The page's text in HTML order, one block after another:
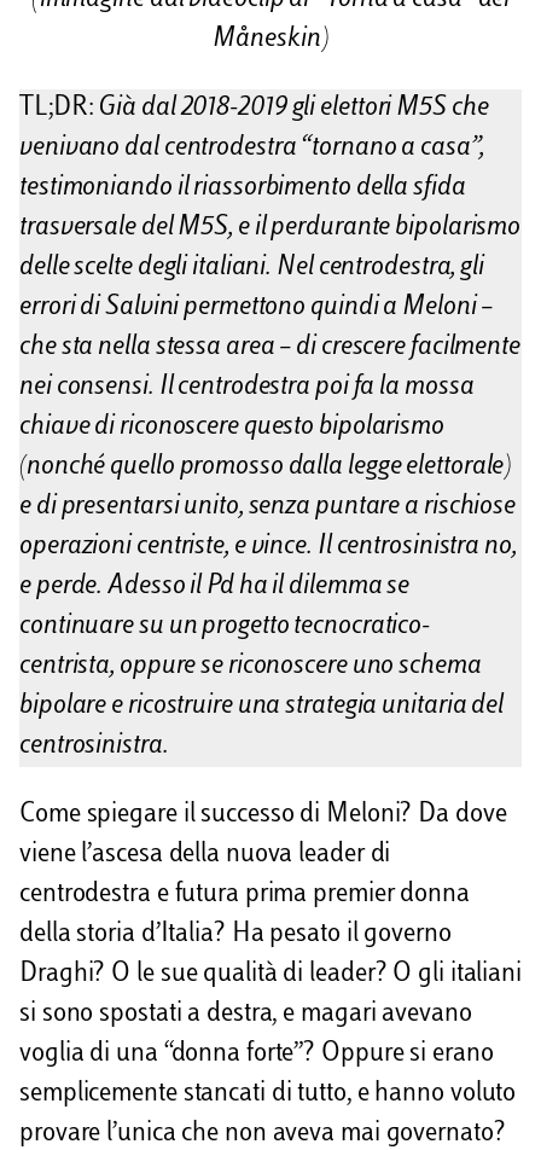
d
i
Måneskin)
TL;DR: Già dal 2018-2019 gli elettori M5S che
venivano dal centrodestra “tornano a casa”,
testimoniando il riassorbimento della sfida
trasversale del M5S, e il perdurante bipolarismo
delle scelte degli italiani. Nel centrodestra, gli
errori di Salvini permettono quindi a Meloni –
che sta nella stessa area – di crescere facilmente
nei consensi. Il centrodestra poi fa la mossa
chiave di riconoscere questo bipolarismo
(nonché quello promosso dalla legge elettorale)
e di presentarsi unito, senza puntare a rischiose
operazioni centriste, e vince. Il centrosinistra no,
e perde. Adesso il Pd ha il dilemma se
continuare su un progetto tecnocratico-
centrista, oppure se riconoscere uno schema
bipolare e ricostruire una strategia unitaria del
centrosinistra.
Come spiegare il successo di Meloni? Da dove
viene l’ascesa della nuova leader di
centrodestra e futura prima premier donna
della storia d’Italia? Ha pesato il governo
Draghi? O le sue qualità di leader? O gli italiani
si sono spostati a destra, e magari avevano
voglia di una “donna forte”? Oppure si erano
semplicemente stancati di tutto, e hanno voluto
provare l’unica che non aveva mai governato?